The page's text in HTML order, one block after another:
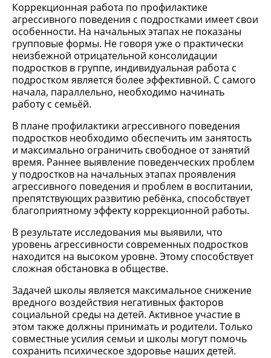
Коррекционная работа по профилактике
агрессивного поведения с подростками имеет свои
особенности. На начальных этапах не показаны
групповые формы. Не говоря уже о практически
неизбежной отрицательной консолидации
подростков в группе, индивидуальная работа с
подростком является более эффективной. С самого
начала, параллельно, необходимо начинать
работу с семьёй.
В плане профилактики агрессивного поведения
подростков необходимо обеспечить им занятость
и максимально ограничить свободное от занятий
время. Раннее выявление поведенческих проблем
у подростков на начальных этапах проявления
агрессивного поведения и проблем в воспитании,
препятствующих развитию ребёнка, способствует
благоприятному эффекту коррекционной работы.
В результате исследования мы выявили, что
уровень агрессивности современных подростков
находится на высоком уровне. Этому способствует
сложная обстановка в обществе.
Задачей школы является максимальное снижение
вредного воздействия негативных факторов
социальной среды на детей. Активное участие в
этом также должны принимать и родители. Только
совместные усилия семьи и школы могут помочь
сохранить психическое здоровье наших детей.